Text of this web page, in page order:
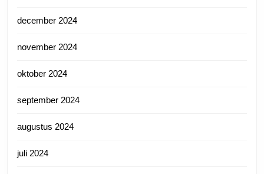
december 2024
november 2024
oktober 2024
september 2024
augustus 2024
juli 2024